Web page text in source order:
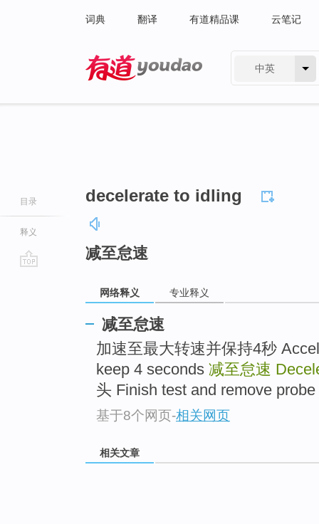
词典 翻译 有道精品课 云笔记
中英
目录
释义
decelerate to idling
减至怠速
网络释义 专业释义
减至怠速
加速至最大转速并保持4秒
keep 4 seconds 减至怠速
头 Finish test and remove probe
基于8个网页-相关网页
相关文章